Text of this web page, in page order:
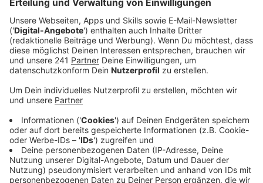
sondern vor allem Pläne des
Bundesgesundheitsministeriums.
Veröffentlicht:Montag, 18.12.2023 10:51
Anzeige
Behelfs-Apotheken ohne Notdienste und
Beratungen
Anzeige